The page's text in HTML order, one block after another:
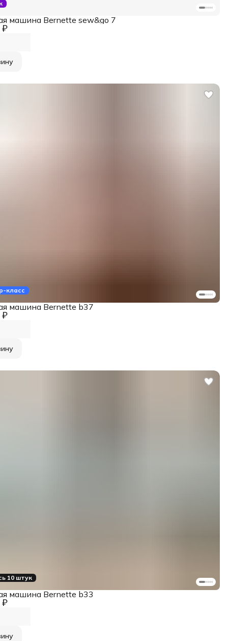
₽
машина Bernette sew&go 7
класс
₽
машина Bernette b37
10 штук
₽
машина Bernette b33